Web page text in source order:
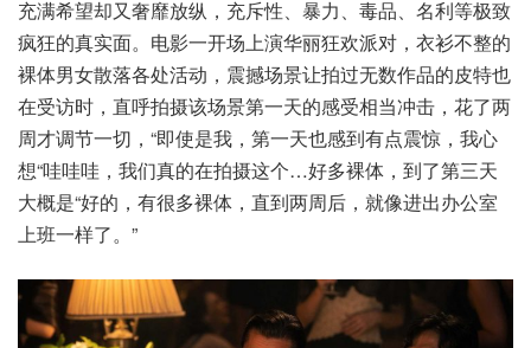
充满希望却又奢靡放纵，充斥性、暴力、毒品、名利等极致
疯狂的真实面。电影一开场上演华丽狂欢派对，衣衫不整的
裸体男女散落各处活动，震撼场景让拍过无数作品的皮特也
在受访时，直呼拍摄该场景第一天的感受相当冲击，花了两
周才调节一切，“即使是我，第一天也感到有点震惊，我心
想“哇哇哇，我们真的在拍摄这个…好多裸体，到了第三天
大概是“好的，有很多裸体，直到两周后，就像进出办公室
上班一样了。”